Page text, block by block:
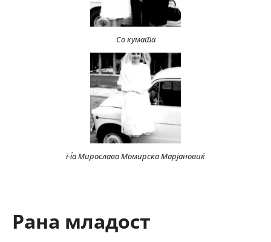
Со кумата
г-ѓа Мирослава Момирска Марјановиќ
Рана младост